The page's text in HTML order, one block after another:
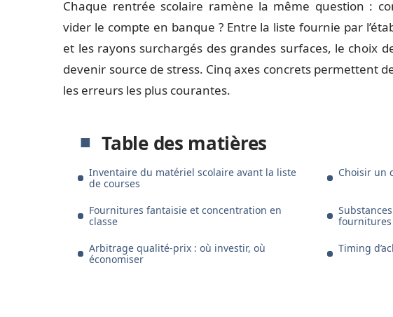
Chaque rentrée scolaire ramène la même question :
vider le compte en banque ? Entre la liste fournie par
et les rayons surchargés des grandes surfaces, le choix
devenir source de stress. Cinq axes concrets permettent
les erreurs les plus courantes.
Table des matières
Inventaire du matériel scolaire avant la liste
de courses
Choisir un
Fournitures fantaisie et concentration en
classe
fournitures
Arbitrage qualité-prix : où investir, où
économiser
Timing